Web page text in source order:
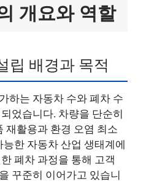
개요와 역할
립 배경과 목적
하는 자동차 수와 폐차 수
었습니다. 차량을 단순히
재활용과 환경 오염 최소
한 자동차 산업 생태계에
폐차 과정을 통해 고객
꾸준히 이어가고 있습니